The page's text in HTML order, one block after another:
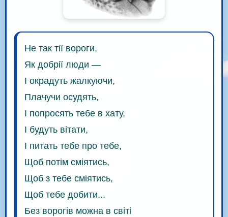
Не так тії вороги,
Як добрії люди —
І окрадуть жалкуючи,
Плачучи осудять,
І попросять тебе в хату,
І будуть вітати,
І питать тебе про тебе,
Щоб потім сміятись,
Щоб з тебе сміятись,
Щоб тебе добити...
Без ворогів можна в світі